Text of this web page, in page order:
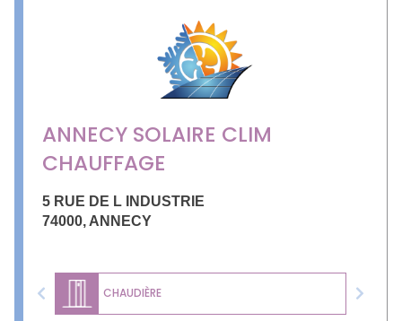
ANNECY SOLAIRE CLIM
CHAUFFAGE
5 RUE DE L INDUSTRIE
74000, ANNECY
CHAUDIÈRE
Previous Next